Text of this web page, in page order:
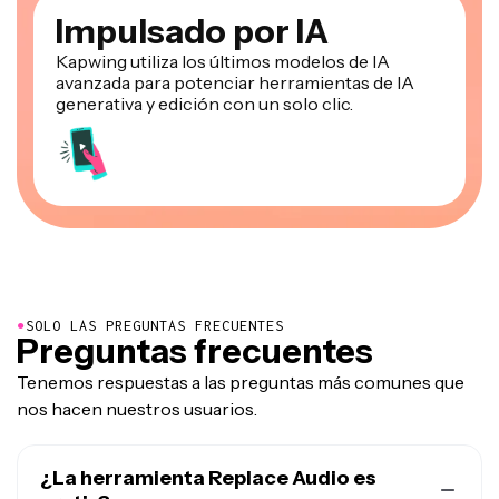
Impulsado por IA
Kapwing utiliza los últimos modelos de IA
avanzada para potenciar herramientas de IA
generativa y edición con un solo clic.
●SOLO LAS PREGUNTAS FRECUENTES
Preguntas frecuentes
Tenemos respuestas a las preguntas más comunes que
nos hacen nuestros usuarios.
¿La herramienta Replace Audio es